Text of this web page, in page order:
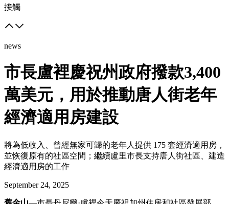
接觸
news
市長盧裡慶祝州政府撥款3,400
萬美元，用於推動唐人街老年
經濟適用房建設
將為低收入、曾經無家可歸的老年人提供 175 套經濟適用房，
並恢復原有的社區空間；繼續盧里市長支持唐人街社區、建造
經濟適用房的工作
September 24, 2025